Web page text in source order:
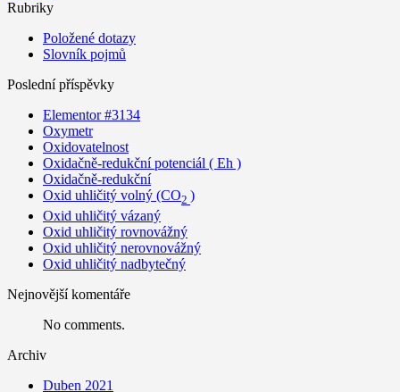
Rubriky
Položené dotazy
Slovník pojmů
Poslední příspěvky
Elementor #3134
Oxymetr
Oxidovatelnost
Oxidačně-redukční potenciál ( Eh )
Oxidačně-redukční
Oxid uhličitý volný (CO2 )
Oxid uhličitý vázaný
Oxid uhličitý rovnovážný
Oxid uhličitý nerovnovážný
Oxid uhličitý nadbytečný
Nejnovější komentáře
No comments.
Archiv
Duben 2021